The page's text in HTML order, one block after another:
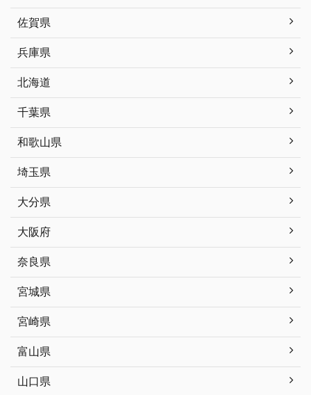
佐賀県
兵庫県
北海道
千葉県
和歌山県
埼玉県
大分県
大阪府
奈良県
宮城県
宮崎県
富山県
山口県